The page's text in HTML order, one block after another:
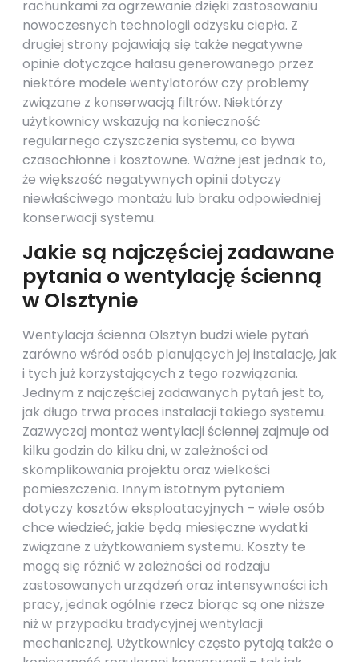
rachunkami za ogrzewanie dzięki zastosowaniu
nowoczesnych technologii odzysku ciepła. Z
drugiej strony pojawiają się także negatywne
opinie dotyczące hałasu generowanego przez
niektóre modele wentylatorów czy problemy
związane z konserwacją filtrów. Niektórzy
użytkownicy wskazują na konieczność
regularnego czyszczenia systemu, co bywa
czasochłonne i kosztowne. Ważne jest jednak to,
że większość negatywnych opinii dotyczy
niewłaściwego montażu lub braku odpowiedniej
konserwacji systemu.
Jakie są najczęściej zadawane
pytania o wentylację ścienną
w Olsztynie
Wentylacja ścienna Olsztyn budzi wiele pytań
zarówno wśród osób planujących jej instalację, jak
i tych już korzystających z tego rozwiązania.
Jednym z najczęściej zadawanych pytań jest to,
jak długo trwa proces instalacji takiego systemu.
Zazwyczaj montaż wentylacji ściennej zajmuje od
kilku godzin do kilku dni, w zależności od
skomplikowania projektu oraz wielkości
pomieszczenia. Innym istotnym pytaniem
dotyczy kosztów eksploatacyjnych – wiele osób
chce wiedzieć, jakie będą miesięczne wydatki
związane z użytkowaniem systemu. Koszty te
mogą się różnić w zależności od rodzaju
zastosowanych urządzeń oraz intensywności ich
pracy, jednak ogólnie rzecz biorąc są one niższe
niż w przypadku tradycyjnej wentylacji
mechanicznej. Użytkownicy często pytają także o